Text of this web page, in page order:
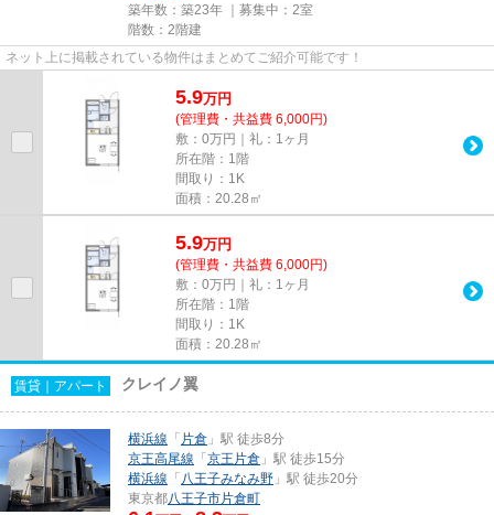
築年数：築23年 ｜募集中： 2室
階数：2階建
ネット上に掲載されている物件はまとめてご紹介可能です！
5.9万円
(管理費・共益費 6,000円)
敷：0万円｜礼：1ヶ月
所在階：1階
間取り：1K
面積：20.28㎡
5.9万円
(管理費・共益費 6,000円)
敷：0万円｜礼：1ヶ月
所在階：1階
間取り：1K
面積：20.28㎡
賃貸｜アパート クレイノ翼
横浜線 「 片倉 」駅 徒歩8分
京王高尾線 「京王片倉 」駅 徒歩15分
横浜線 「 八王子みなみ野 」駅 徒歩20分
東京都八王子市片倉町